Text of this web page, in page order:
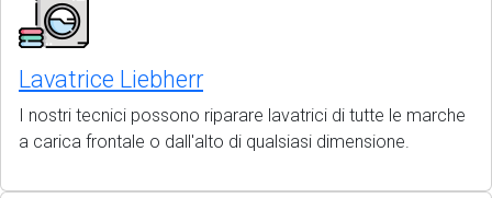
Lavatrice Liebherr
I nostri tecnici possono riparare lavatrici di tutte le marche
a carica frontale o dall'alto di qualsiasi dimensione.